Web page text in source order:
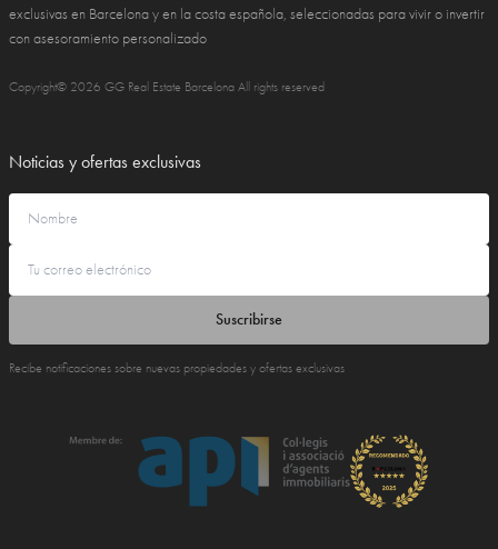
exclusivas en Barcelona y en la costa española, seleccionadas para vivir o invertir
con asesoramiento personalizado
Copyright© 2026 GG Real Estate Barcelona All rights reserved
Noticias y ofertas exclusivas
Suscribirse
Recibe notificaciones sobre nuevas propiedades y ofertas exclusivas